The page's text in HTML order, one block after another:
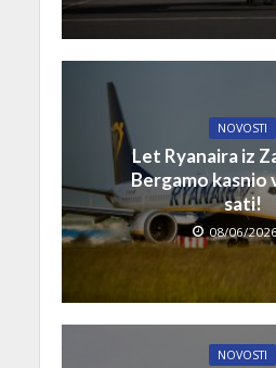
NOVOSTI
Let Ryanaira iz
Bergamo kasnio
sati!
08/06/2026
NOVOSTI